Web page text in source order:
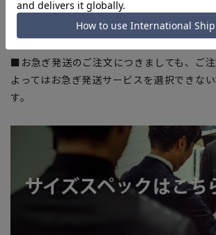
■店舗や各モールサイトと商品在庫を共有
上、ご注文いただいたタイミングにより欠
■お急ぎ発送のご注文につきましても、ご
よってはお急ぎ発送サービスを選択できな
す。